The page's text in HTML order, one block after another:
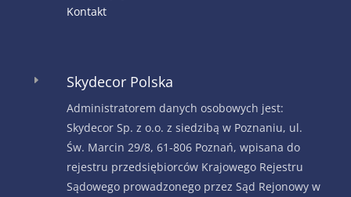
Kontakt
E Skydecor Polska
Administratorem danych osobowych jest:
Skydecor Sp. z o.o. z siedzibą w Poznaniu, ul.
Św. Marcin 29/8, 61-806 Poznań, wpisana do
rejestru przedsiębiorców Krajowego Rejestru
Sądowego prowadzonego przez Sąd Rejonowy w